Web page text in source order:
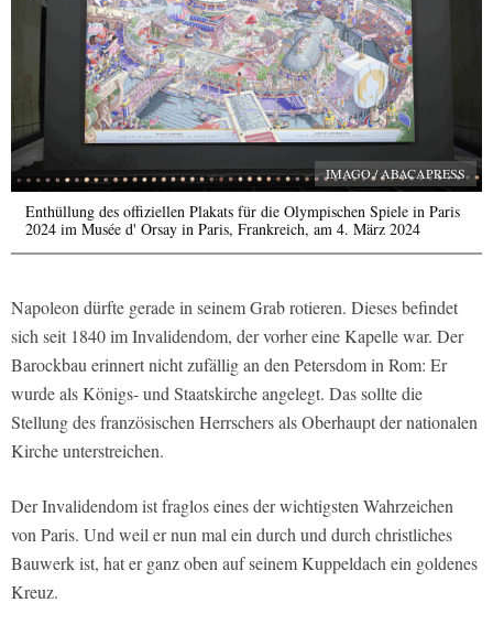
IMAGO / ABACAPRESS
Enthüllung des offiziellen Plakats für die Olympischen Spiele in Paris
2024 im Musée d' Orsay in Paris, Frankreich, am 4. März 2024
Napoleon dürfte gerade in seinem Grab rotieren. Dieses befindet
sich seit 1840 im Invalidendom, der vorher eine Kapelle war. Der
Barockbau erinnert nicht zufällig an den Petersdom in Rom: Er
wurde als Königs- und Staatskirche angelegt. Das sollte die
Stellung des französischen Herrschers als Oberhaupt der nationalen
Kirche unterstreichen.
Der Invalidendom ist fraglos eines der wichtigsten Wahrzeichen
von Paris. Und weil er nun mal ein durch und durch christliches
Bauwerk ist, hat er ganz oben auf seinem Kuppeldach ein goldenes
Kreuz.